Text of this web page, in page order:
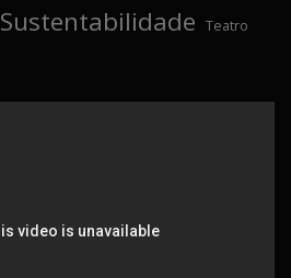
Sustentabilidade Teatro